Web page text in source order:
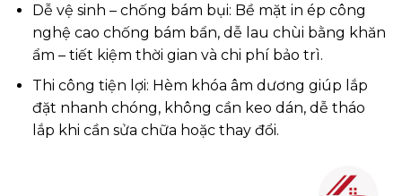
Dễ vệ sinh – chống bám bụi: Bề mặt in ép công
nghệ cao chống bám bẩn, dễ lau chùi bằng khăn
ẩm – tiết kiệm thời gian và chi phí bảo trì.
Thi công tiện lợi: Hèm khóa âm dương giúp lắp
đặt nhanh chóng, không cần keo dán, dễ tháo
lắp khi cần sửa chữa hoặc thay đổi.